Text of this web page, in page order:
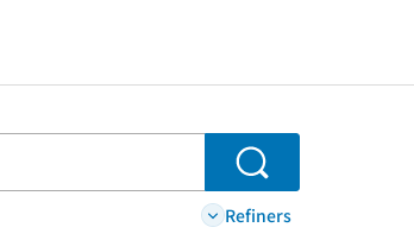
Search
Refiners